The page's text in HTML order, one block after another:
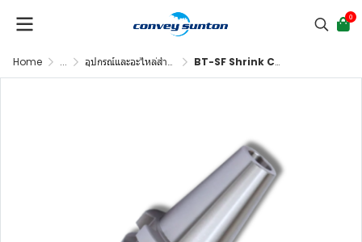
0
Home ... อุปกรณ์และอะไหล่สำหรับเครื่อง CNC BT-SF Shrink Chuck JIS B 6339BT